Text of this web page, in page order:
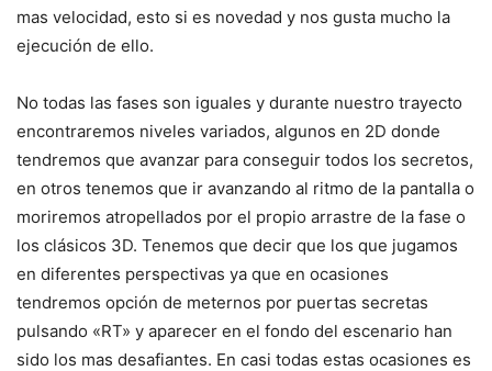
mas velocidad, esto si es novedad y nos gusta mucho la
ejecución de ello.
No todas las fases son iguales y durante nuestro trayecto
encontraremos niveles variados, algunos en 2D donde
tendremos que avanzar para conseguir todos los secretos,
en otros tenemos que ir avanzando al ritmo de la pantalla o
moriremos atropellados por el propio arrastre de la fase o
los clásicos 3D. Tenemos que decir que los que jugamos
en diferentes perspectivas ya que en ocasiones
tendremos opción de meternos por puertas secretas
pulsando «RT» y aparecer en el fondo del escenario han
sido los mas desafiantes. En casi todas estas ocasiones es